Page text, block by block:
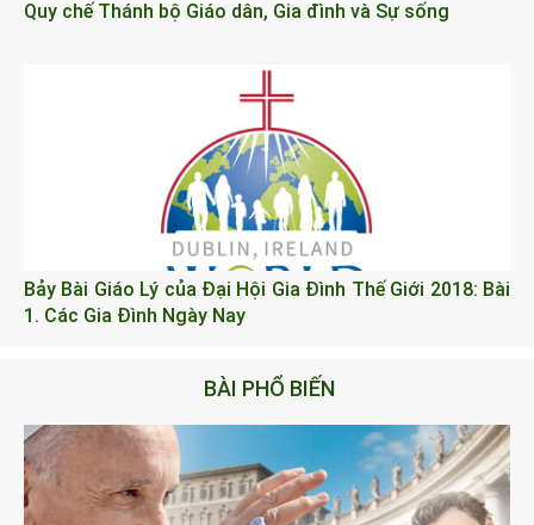
Quy chế Thánh bộ Giáo dân, Gia đình và Sự sống
Bảy Bài Giáo Lý của Đại Hội Gia Đình Thế Giới 2018: Bài
1. Các Gia Đình Ngày Nay
BÀI PHỔ BIẾN